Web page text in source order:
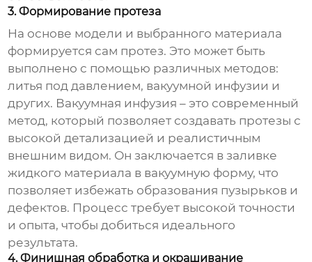
3. Формирование протеза
На основе модели и выбранного материала
формируется сам протез. Это может быть
выполнено с помощью различных методов:
литья под давлением, вакуумной инфузии и
других. Вакуумная инфузия – это современный
метод, который позволяет создавать протезы с
высокой детализацией и реалистичным
внешним видом. Он заключается в заливке
жидкого материала в вакуумную форму, что
позволяет избежать образования пузырьков и
дефектов. Процесс требует высокой точности
и опыта, чтобы добиться идеального
результата.
4. Финишная обработка и окрашивание